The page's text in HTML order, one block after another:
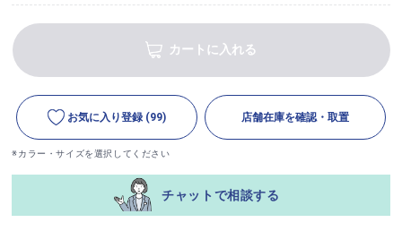
カートに入れる
お気に入り登録 (99) 店舗在庫を確認・取置
※カラー・サイズを選択してください
チャットで相談する